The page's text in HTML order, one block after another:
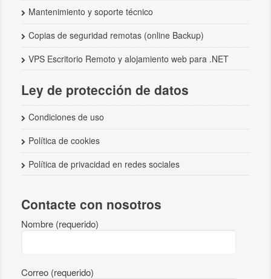
Mantenimiento y soporte técnico
Copias de seguridad remotas (online Backup)
VPS Escritorio Remoto y alojamiento web para .NET
Ley de protección de datos
Condiciones de uso
Política de cookies
Política de privacidad en redes sociales
Contacte con nosotros
Nombre (requerido)
Correo (requerido)